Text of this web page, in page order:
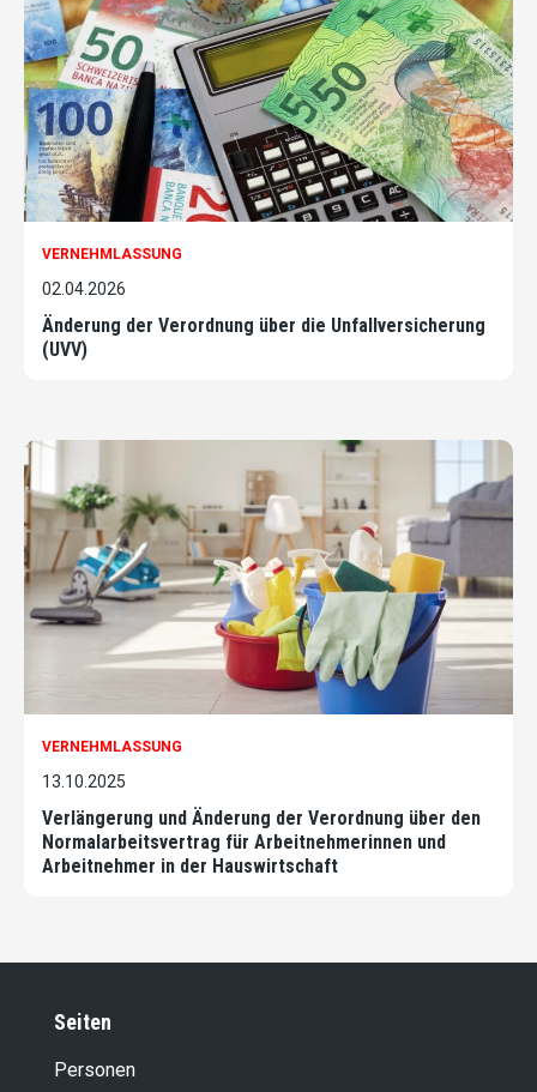
VERNEHMLASSUNG
02.04.2026
Änderung der Verordnung über die Unfallversicherung
(UVV)
VERNEHMLASSUNG
13.10.2025
Verlängerung und Änderung der Verordnung über den
Normalarbeitsvertrag für Arbeitnehmerinnen und
Arbeitnehmer in der Hauswirtschaft
Seiten
Personen